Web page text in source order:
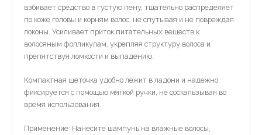
взбивает средство в густую пену, тщательно распределяет
по коже головы и корням волос, не спутывая и не повреждая
локоны. Усиливает приток питательных веществ к
волосяным фолликулам, укрепляя структуру волоса и
препятствуя ломкости и выпадению.
Компактная щеточка удобно лежит в ладони и надежно
фиксируется с помощью мягкой ручки, не соскальзывая во
время использования.
Применение: Нанесите шампунь на влажные волосы,